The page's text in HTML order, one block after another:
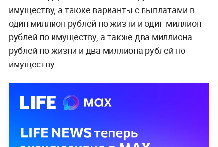
имуществу, а также варианты с выплатами в
один миллион рублей по жизни и один миллион
рублей по имуществу, а также два миллиона
рублей по жизни и два миллиона рублей по
имуществу.